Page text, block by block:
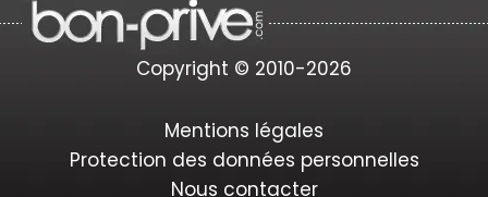
Copyright © 2010-2026
Mentions légales
Protection des données personnelles
Nous contacter